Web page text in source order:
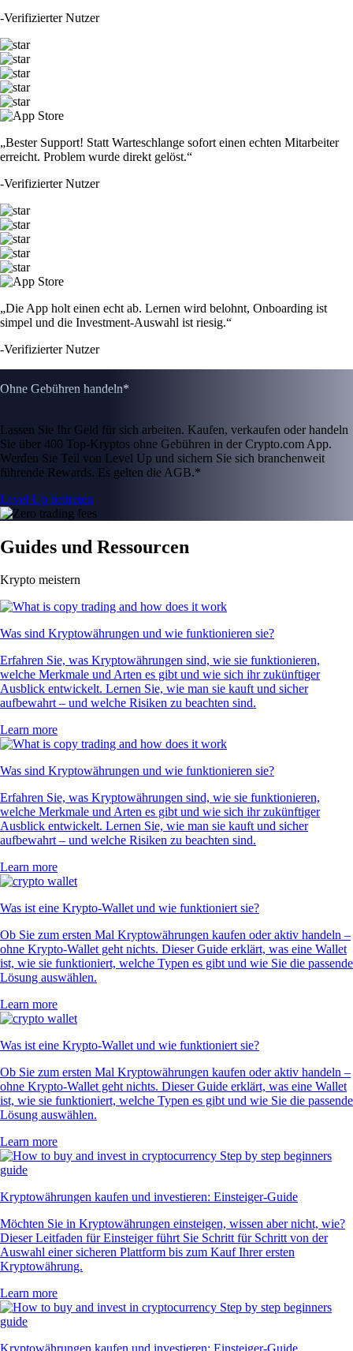
-Verifizierter Nutzer
„Bester Support! Statt Warteschlange sofort einen echten Mitarbeiter
erreicht. Problem wurde direkt gelöst.“
-Verifizierter Nutzer
„Die App holt einen echt ab. Lernen wird belohnt, Onboarding ist
simpel und die Investment-Auswahl ist riesig.“
-Verifizierter Nutzer
Ohne Gebühren handeln*
Lassen Sie Ihr Geld für sich arbeiten. Kaufen, verkaufen oder handeln
Sie über 400 Top-Kryptos ohne Gebühren in der Crypto.com App.
Werden Sie Teil von Level Up und sichern Sie sich branchenweit
führende Rewards. Es gelten die AGB.*
Level Up beitreten
Guides und Ressourcen
Krypto meistern
Was sind Kryptowährungen und wie funktionieren sie?
Erfahren Sie, was Kryptowährungen sind, wie sie funktionieren,
welche Merkmale und Arten es gibt und wie sich ihr zukünftiger
Ausblick entwickelt. Lernen Sie, wie man sie kauft und sicher
aufbewahrt – und welche Risiken zu beachten sind.
Learn more
Was sind Kryptowährungen und wie funktionieren sie?
Erfahren Sie, was Kryptowährungen sind, wie sie funktionieren,
welche Merkmale und Arten es gibt und wie sich ihr zukünftiger
Ausblick entwickelt. Lernen Sie, wie man sie kauft und sicher
aufbewahrt – und welche Risiken zu beachten sind.
Learn more
Was ist eine Krypto-Wallet und wie funktioniert sie?
Ob Sie zum ersten Mal Kryptowährungen kaufen oder aktiv handeln –
ohne Krypto-Wallet geht nichts. Dieser Guide erklärt, was eine Wallet
ist, wie sie funktioniert, welche Typen es gibt und wie Sie die passende
Lösung auswählen.
Learn more
Was ist eine Krypto-Wallet und wie funktioniert sie?
Ob Sie zum ersten Mal Kryptowährungen kaufen oder aktiv handeln –
ohne Krypto-Wallet geht nichts. Dieser Guide erklärt, was eine Wallet
ist, wie sie funktioniert, welche Typen es gibt und wie Sie die passende
Lösung auswählen.
Learn more
Kryptowährungen kaufen und investieren: Einsteiger-Guide
Möchten Sie in Kryptowährungen einsteigen, wissen aber nicht, wie?
Dieser Leitfaden für Einsteiger führt Sie Schritt für Schritt von der
Auswahl einer sicheren Plattform bis zum Kauf Ihrer ersten
Kryptowährung.
Learn more